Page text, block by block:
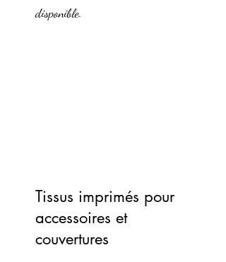
disponible.
Tissus imprimés pour
accessoires et
couvertures